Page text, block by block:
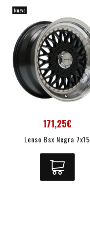
Nuevo
171,25€
Lenso Bsx Negra 7x15